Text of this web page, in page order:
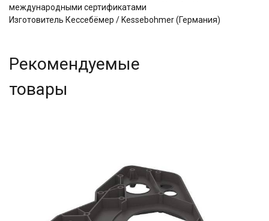
международными сертификатами
Изготовитель Кессебёмер / Kessebohmer (Германия)
Рекомендуемые
товары